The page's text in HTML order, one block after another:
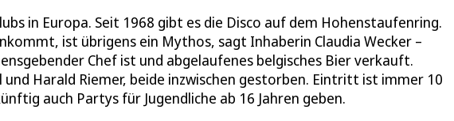
in Europa. Seit 1968 gibt es die Disco auf dem Hohenstaufenring.
ist übrigens ein Mythos, sagt Inhaberin Claudia Wecker –
Chef ist und abgelaufenes belgisches Bier verkauft.
Harald Riemer, beide inzwischen gestorben. Eintritt ist immer 10
auch Partys für Jugendliche ab 16 Jahren geben.